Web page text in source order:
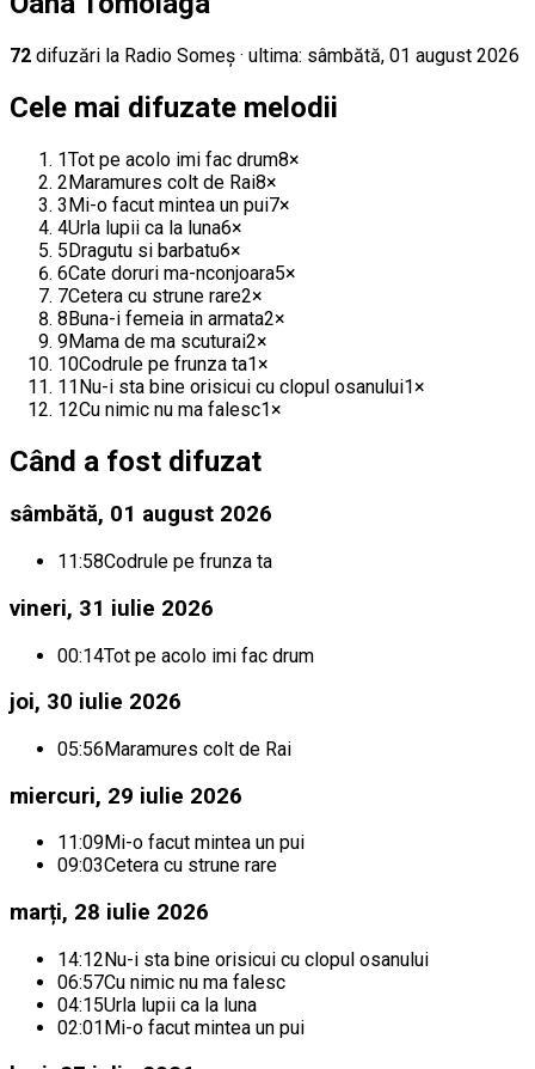
72 difuzări la Radio Someș · ultima: sâmbătă, 01 august 2026
Cele mai difuzate melodii
1Tot pe acolo imi fac drum8×
2Maramures colt de Rai8×
3Mi-o facut mintea un pui7×
4Urla lupii ca la luna6×
5Dragutu si barbatu6×
6Cate doruri ma-nconjoara5×
7Cetera cu strune rare2×
8Buna-i femeia in armata2×
9Mama de ma scuturai2×
10Codrule pe frunza ta1×
11Nu-i sta bine orisicui cu clopul osanului1×
12Cu nimic nu ma falesc1×
Când a fost difuzat
sâmbătă, 01 august 2026
11:58Codrule pe frunza ta
vineri, 31 iulie 2026
00:14Tot pe acolo imi fac drum
joi, 30 iulie 2026
05:56Maramures colt de Rai
miercuri, 29 iulie 2026
11:09Mi-o facut mintea un pui
09:03Cetera cu strune rare
marți, 28 iulie 2026
14:12Nu-i sta bine orisicui cu clopul osanului
06:57Cu nimic nu ma falesc
04:15Urla lupii ca la luna
02:01Mi-o facut mintea un pui